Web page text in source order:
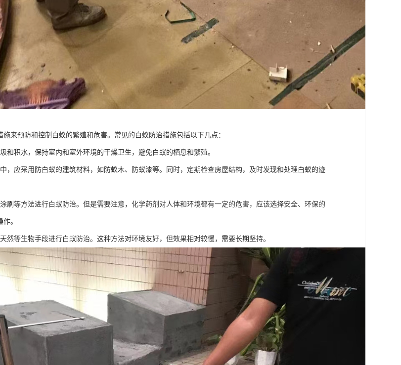
施来预防和控制白蚁的繁殖和危害。常见的白蚁防治措施包括以下几点：
和积水，保持室内和室外环境的干燥卫生，避免白蚁的栖息和繁殖。
，应采用防白蚁的建筑材料，如防蚁木、防蚁漆等。同时，定期检查房屋结构，及时发现和处理白蚁的迹
刷等方法进行白蚁防治。但是需要注意，化学药剂对人体和环境都有一定的危害，应该选择安全、环保的
。
然等生物手段进行白蚁防治。这种方法对环境友好，但效果相对较慢，需要长期坚持。